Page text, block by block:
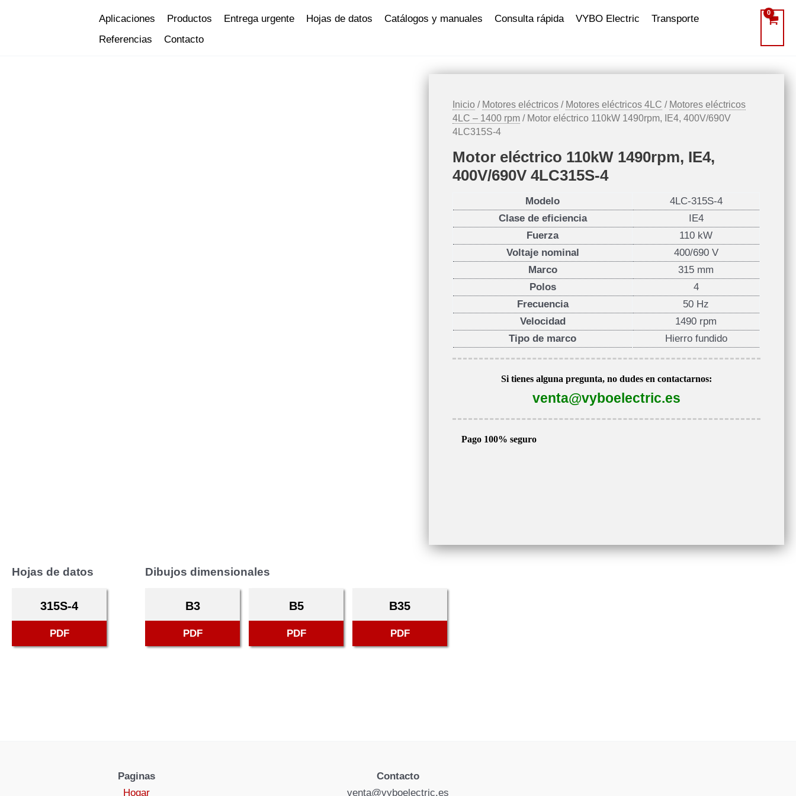
Aplicaciones Productos Entrega urgente Hojas de datos Catálogos y manuales Consulta rápida VYBO Electric
Transporte
Referencias
Contacto
Inicio / Motores eléctricos / Motores eléctricos 4LC / Motores eléctricos
4LC – 1400 rpm / Motor eléctrico 110kW 1490rpm, IE4, 400V/690V
4LC315S-4
Motor eléctrico 110kW 1490rpm, IE4,
400V/690V 4LC315S-4
Modelo
4LC-315S-4
Clase de eficiencia
IE4
Fuerza
110 kW
Voltaje nominal
400/690 V
Marco
315 mm
Polos
4
Frecuencia
50 Hz
Velocidad
1490 rpm
Tipo de marco
Hierro fundido
Si tienes alguna pregunta, no dudes en contactarnos:
venta@vyboelectric.es
Pago 100% seguro
Hojas de datos
315S-4
PDF
Dibujos dimensionales
B3
PDF
B5
PDF
B35
PDF
Paginas
Hogar
Contacto
venta@vyboelectric.es